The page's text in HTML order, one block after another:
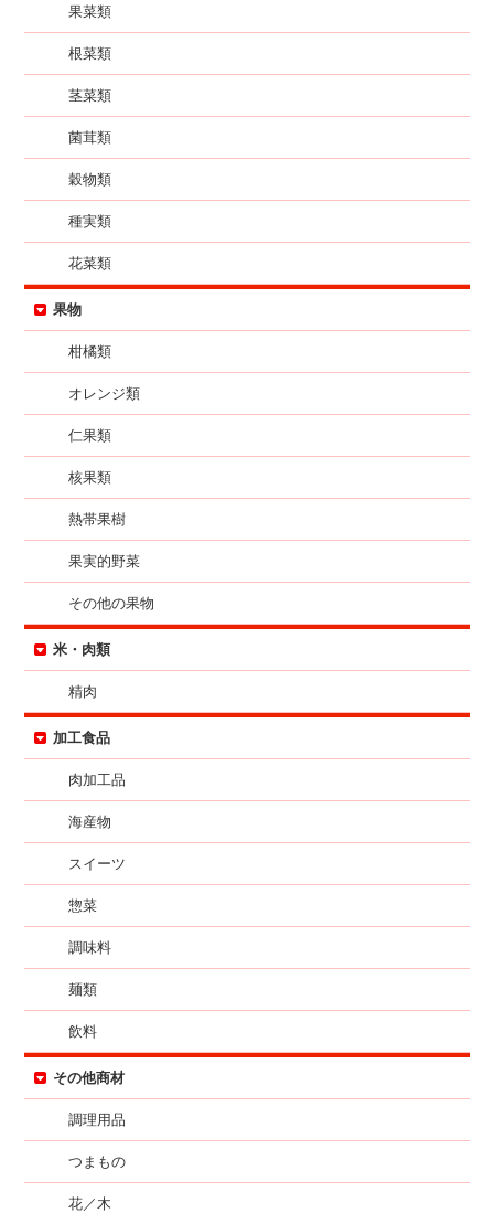
果菜類
根菜類
茎菜類
菌茸類
穀物類
種実類
花菜類
果物
柑橘類
オレンジ類
仁果類
核果類
熱帯果樹
果実的野菜
その他の果物
米・肉類
精肉
加工食品
肉加工品
海産物
スイーツ
惣菜
調味料
麺類
飲料
その他商材
調理用品
つまもの
花／木